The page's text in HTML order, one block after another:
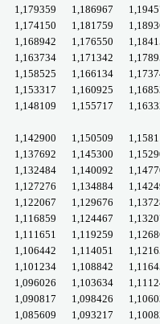
1,179359 1,186967
1,174150 1,181759
1,168942 1,176550
1,163734 1,171342
1,158525 1,166134
1,153317 1,160925
1,148109 1,155717
1,142900 1,150509
1,137692 1,145300
1,132484 1,140092
1,127276 1,134884
1,122067 1,129676
1,116859 1,124467
1,111651 1,119259
1,106442 1,114051
1,101234 1,108842
1,096026 1,103634
1,090817 1,098426
1,085609 1,093217